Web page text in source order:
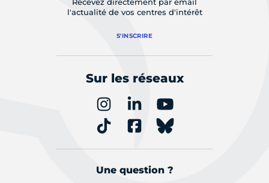
l'actualité de vos centres d'intérêt
S'INSCRIRE
Sur les réseaux
Une question ?